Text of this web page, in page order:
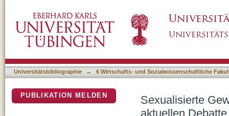
Universitätsbibliographie → 6 Wirtschafts- und Sozialwissenschaftliche
Sexualisierte
aktuellen Debatte
PUBLIKATION MELDEN